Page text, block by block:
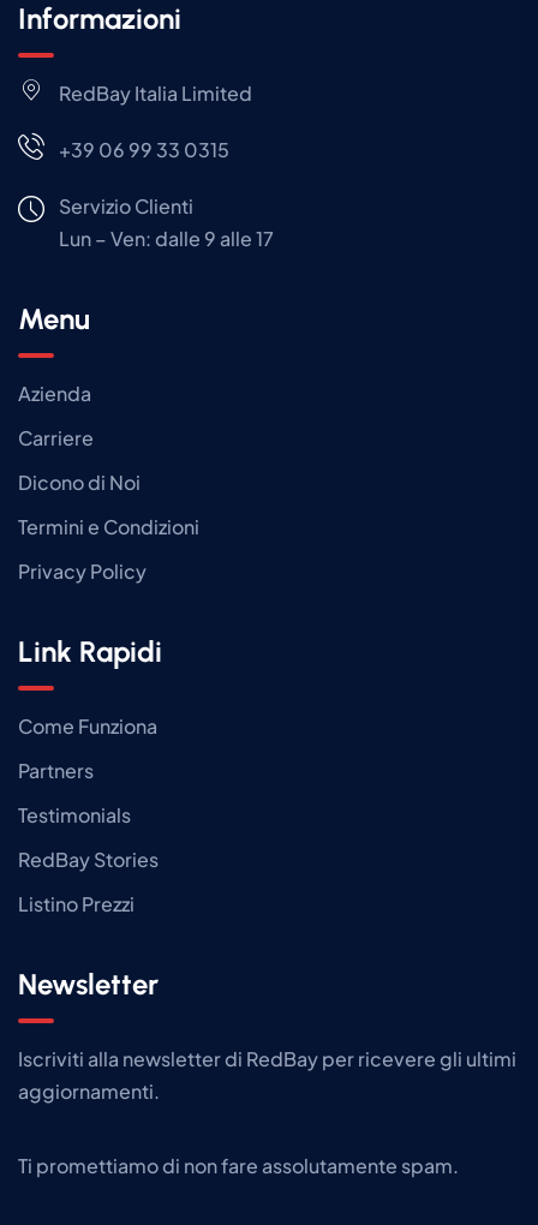
Informazioni
RedBay Italia Limited
+39 06 99 33 0315
Servizio Clienti
Lun – Ven: dalle 9 alle 17
Menu
Azienda
Carriere
Dicono di Noi
Termini e Condizioni
Privacy Policy
Link Rapidi
Come Funziona
Partners
Testimonials
RedBay Stories
Listino Prezzi
Newsletter
Iscriviti alla newsletter di RedBay per ricevere gli ultimi
aggiornamenti.​
Ti promettiamo di non fare assolutamente spam.